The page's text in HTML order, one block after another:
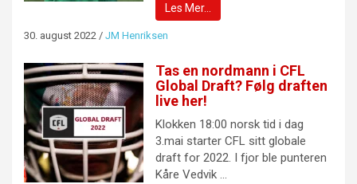
Les Mer…
30. august 2022 / JM Henriksen
Tas en nordmann i CFL
Global Draft? Følg draften
live her!
Klokken 18:00 norsk tid i dag
3.mai starter CFL sitt globale
draft for 2022. I fjor ble punteren
Kåre Vedvik ...